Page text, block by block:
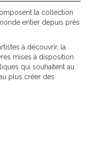
la collection
entier depuis près
à découvrir, la
mises à disposition
qui souhaitent au
plus créer des